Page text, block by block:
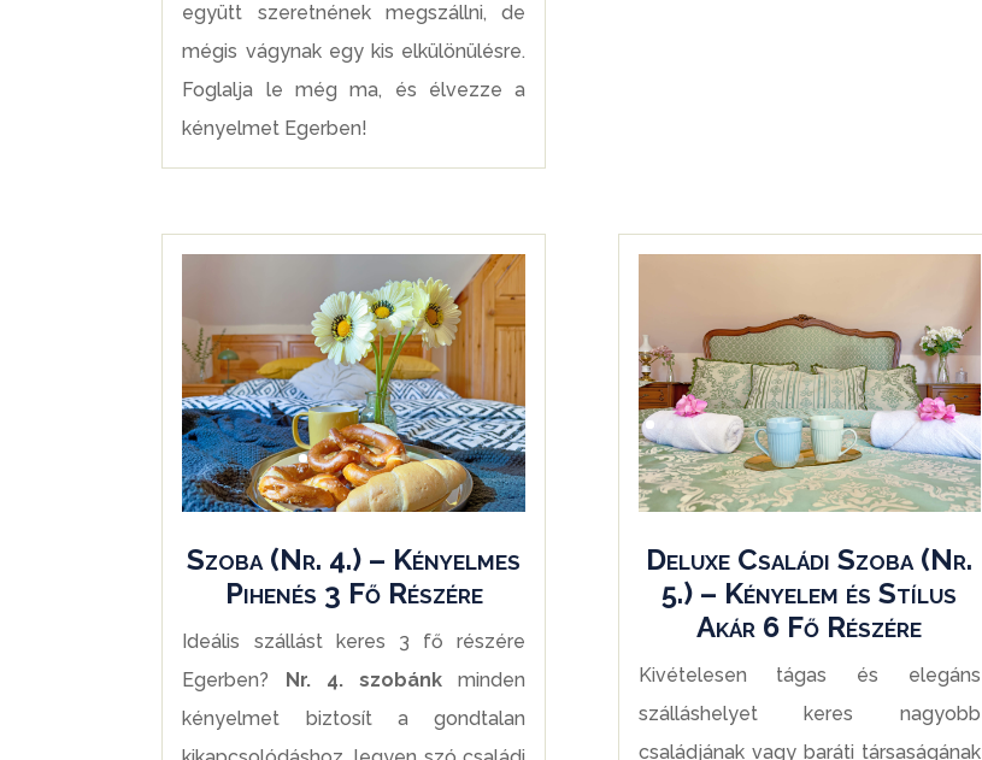
együtt szeretnének megszállni, de
mégis vágynak egy kis elkülönülésre.
Foglalja le még ma, és élvezze a
kényelmet Egerben!
Szoba (Nr. 4.) – Kényelmes
Pihenés 3 Fő Részére
Ideális szállást keres 3 fő részére
Egerben? Nr. 4. szobánk minden
kényelmet biztosít a gondtalan
Deluxe Családi Szoba (Nr.
5.) – Kényelem és Stílus
Akár 6 Fő Részére
Kivételesen tágas és elegáns
szálláshelyet keres nagyobb
családjának vagy baráti társaságának